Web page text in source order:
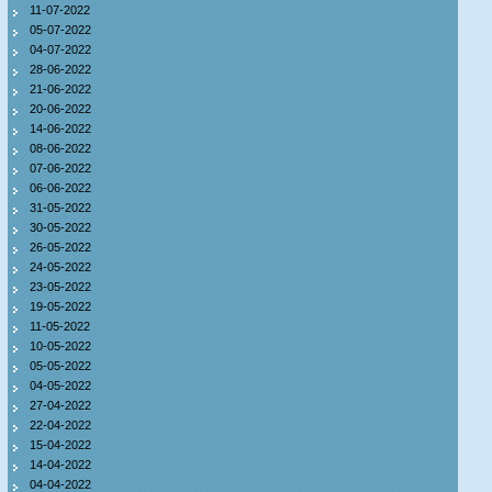
11-07-2022
05-07-2022
04-07-2022
28-06-2022
21-06-2022
20-06-2022
14-06-2022
08-06-2022
07-06-2022
06-06-2022
31-05-2022
30-05-2022
26-05-2022
24-05-2022
23-05-2022
19-05-2022
11-05-2022
10-05-2022
05-05-2022
04-05-2022
27-04-2022
22-04-2022
15-04-2022
14-04-2022
04-04-2022